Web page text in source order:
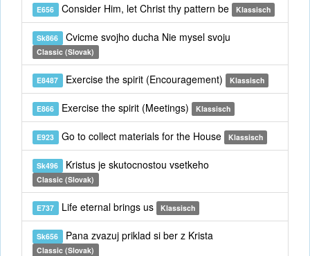
E656 Consider Him, let Christ thy pattern be Klassisch
Sk866 Cvicme svojho ducha Nie mysel svoju
Classic (Slovak)
E8487 Exercise the spirit (Encouragement) Klassisch
E866 Exercise the spirit (Meetings) Klassisch
E923 Go to collect materials for the House Klassisch
Sk496 Kristus je skutocnostou vsetkeho
Classic (Slovak)
E737 Life eternal brings us Klassisch
Sk656 Pana zvazuj priklad si ber z Krista
Classic (Slovak)